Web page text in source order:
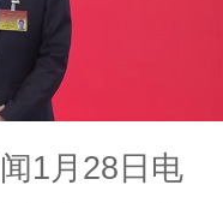
1月28日电